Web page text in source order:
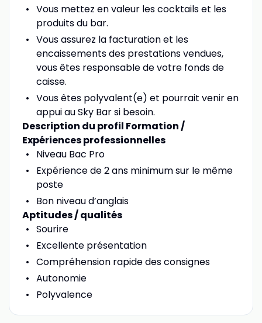
Vous mettez en valeur les cocktails et les
produits du bar.
Vous assurez la facturation et les
encaissements des prestations vendues,
vous êtes responsable de votre fonds de
caisse.
Vous êtes polyvalent(e) et pourrait venir en
appui au Sky Bar si besoin.
Description du profil Formation /
Expériences professionnelles
Niveau Bac Pro
Expérience de 2 ans minimum sur le même
poste
Bon niveau d’anglais
Aptitudes / qualités
Sourire
Excellente présentation
Compréhension rapide des consignes
Autonomie
Polyvalence